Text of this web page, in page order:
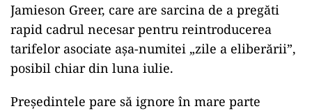
Jamieson Greer, care are sarcina de a pregăti
rapid cadrul necesar pentru reintroducerea
tarifelor asociate așa-numitei „zile a eliberării”,
posibil chiar din luna iulie.
Președintele pare să ignore în mare parte